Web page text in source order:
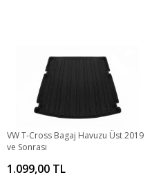
VW T-Cross Bagaj Havuzu Üst 2019
ve Sonrası
1.099,00 TL